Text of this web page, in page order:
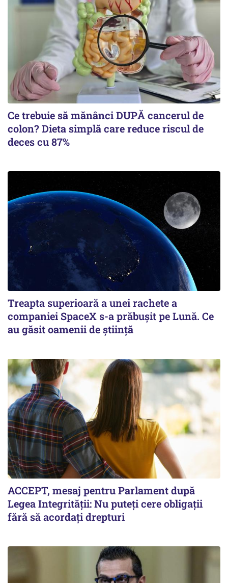
Ce trebuie să mănânci DUPĂ cancerul de
colon? Dieta simplă care reduce riscul de
deces cu 87%
Treapta superioară a unei rachete a
companiei SpaceX s-a prăbușit pe Lună. Ce
au găsit oamenii de știință
ACCEPT, mesaj pentru Parlament după
Legea Integrității: Nu puteți cere obligații
fără să acordați drepturi